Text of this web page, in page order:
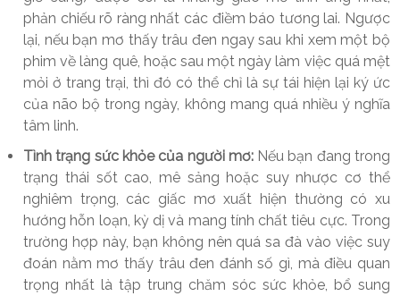
phản chiếu rõ ràng nhất các điềm báo tương lai. Ngược
lại, nếu bạn mơ thấy trâu đen ngay sau khi xem một bộ
phim về làng quê, hoặc sau một ngày làm việc quá mệt
mỏi ở trang trại, thì đó có thể chỉ là sự tái hiện lại ký ức
của não bộ trong ngày, không mang quá nhiều ý nghĩa
tâm linh.
Tình trạng sức khỏe của người mơ:Nếu bạn đang trong
trạng thái sốt cao, mê sảng hoặc suy nhược cơ thể
nghiêm trọng, các giấc mơ xuất hiện thường có xu
hướng hỗn loạn, kỳ dị và mang tính chất tiêu cực. Trong
trường hợp này, bạn không nên quá sa đà vào việc suy
đoán nằm mơ thấy trâu đen đánh số gì, mà điều quan
trọng nhất là tập trung chăm sóc sức khỏe, bổ sung